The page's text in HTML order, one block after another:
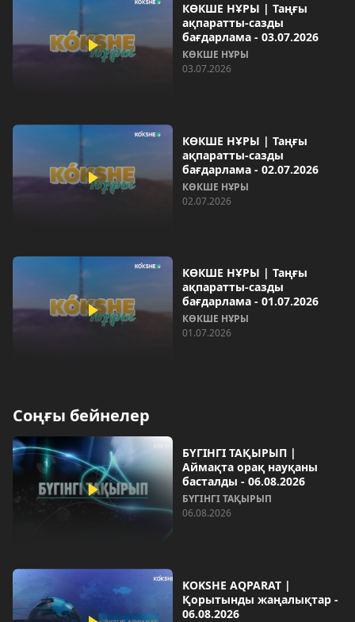
КӨКШЕ НҰРЫ | Таңғы
ақпаратты-сазды
бағдарлама - 03.07.2026
КӨКШЕ НҰРЫ
03.07.2026
КӨКШЕ НҰРЫ | Таңғы
ақпаратты-сазды
бағдарлама - 02.07.2026
КӨКШЕ НҰРЫ
02.07.2026
КӨКШЕ НҰРЫ | Таңғы
ақпаратты-сазды
бағдарлама - 01.07.2026
КӨКШЕ НҰРЫ
01.07.2026
Соңғы бейнелер
БҮГІНГІ ТАҚЫРЫП |
Аймақта орақ науқаны
басталды - 06.08.2026
БҮГІНГІ ТАҚЫРЫП
06.08.2026
KOKSHE AQPARAT |
Қорытынды жаңалықтар -
06.08.2026